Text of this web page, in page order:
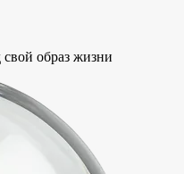
образ жизни